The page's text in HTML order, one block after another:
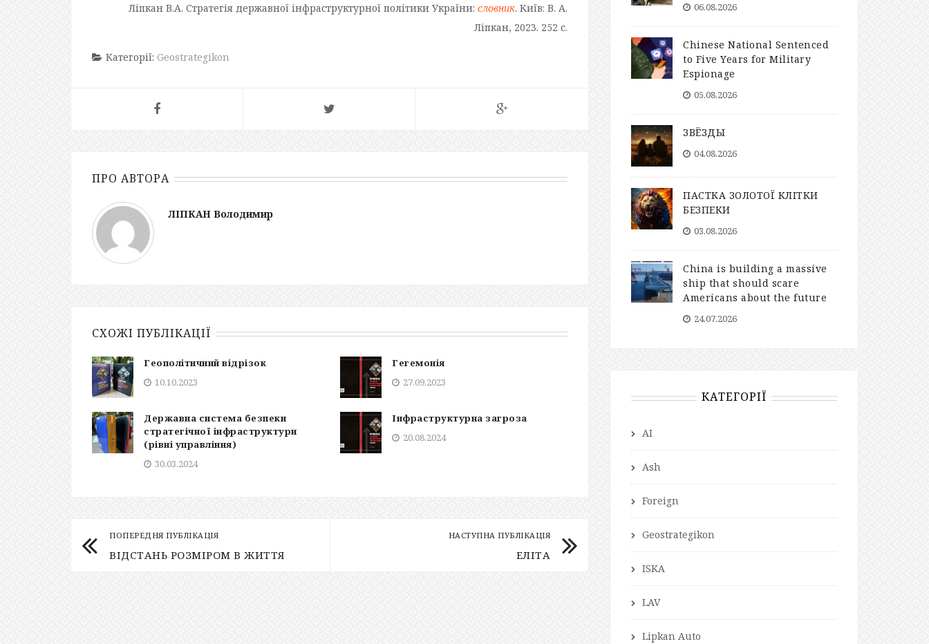
Ліпкан В.А. Стратегія державної інфраструктурної політики України: словник. Київ: В. А.
Ліпкан, 2023. 252 с.
Категорії: Geostrategikon
ПРО АВТОРА
ЛІПКАН Володимир
СХОЖІ ПУБЛІКАЦІЇ
Геополітичний відрізок
10.10.2023
Гегемонія
27.09.2023
Державна система безпеки
стратегічної інфраструктури
(рівні управління)
30.03.2024
Інфраструктурна загроза
20.08.2024
ПОПЕРЕДНЯ ПУБЛІКАЦІЯ
ВІДСТАНЬ РОЗМІРОМ В ЖИТТЯ
НАСТУПНА ПУБЛІКАЦІЯ
ЕЛІТА
06.08.2026
Chinese National Sentenced
to Five Years for Military
Espionage
05.08.2026
ЗВЁЗДЫ
04.08.2026
ПАСТКА ЗОЛОТОЇ КЛІТКИ
БЕЗПЕКИ
03.08.2026
China is building a massive
ship that should scare
Americans about the future
24.07.2026
КАТЕГОРІЇ
AI
Ash
Foreign
Geostrategikon
ISKA
LAV
Lipkan Auto